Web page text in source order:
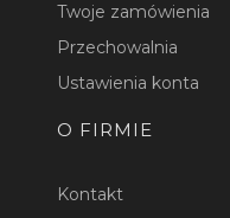
Twoje zamówienia
Przechowalnia
Ustawienia konta
O FIRMIE
Kontakt